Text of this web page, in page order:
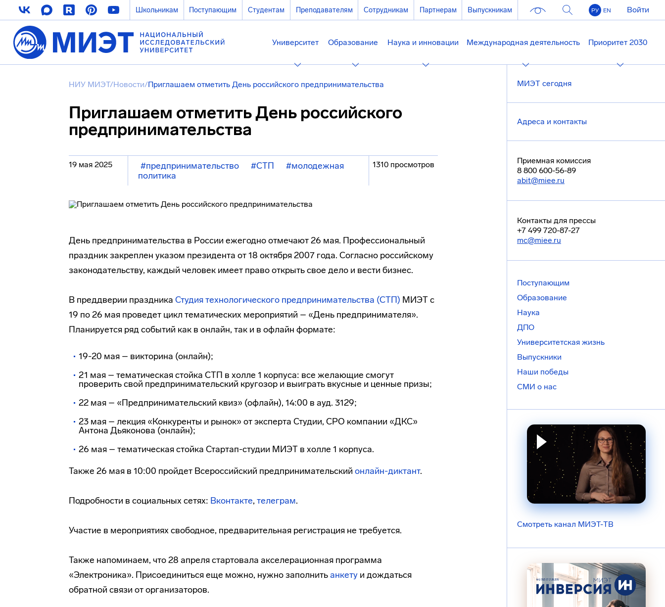
Школьникам Поступающим Студентам Преподавателям Сотрудникам Партнерам Выпускникам РУ EN Войти
Университет Образование Наука и инновации Международная деятельность Приоритет 2030
НИУ МИЭТ/Новости/Приглашаем отметить День российского предпринимательства
Приглашаем отметить День российского
предпринимательства
19 мая 2025 #предпринимательство #СТП
#молодежная
политика
1310 просмотров
День предпринимательства в России ежегодно отмечают 26 мая. Профессиональный
праздник закреплен указом президента от 18 октября 2007 года. Согласно российскому
законодательству, каждый человек имеет право открыть свое дело и вести бизнес.
В преддверии праздника Студия технологического предпринимательства (СТП) МИЭТ с
19 по 26 мая проведет цикл тематических мероприятий – «День предпринимателя».
Планируется ряд событий как в онлайн, так и в офлайн формате:
19-20 мая – викторина (онлайн);
21 мая – тематическая стойка СТП в холле 1 корпуса: все желающие смогут
проверить свой предпринимательский кругозор и выиграть вкусные и ценные призы;
22 мая – «Предпринимательский квиз» (офлайн), 14:00 в ауд. 3129;
23 мая – лекция «Конкуренты и рынок» от эксперта Студии, CPO компании «ДКС»
Антона Дьяконова (онлайн);
26 мая – тематическая стойка Стартап-студии МИЭТ в холле 1 корпуса.
Также 26 мая в 10:00 пройдет Всероссийский предпринимательский онлайн-диктант.
Подробности в социальных сетях: Вконтакте, телеграм.
Участие в мероприятиях свободное, предварительная регистрация не требуется.
Также напоминаем, что 28 апреля стартовала акселерационная программа
«Электроника». Присоединиться еще можно, нужно заполнитьанкету и дождаться
обратной связи от организаторов.
МИЭТ сегодня
Адреса и контакты
Приемная комиссия
8 800 600-56-89
abit@miee.ru
Контакты для прессы
+7 499 720-87-27
mc@miee.ru
Поступающим
Образование
Наука
ДПО
Университетская жизнь
Выпускники
Наши победы
СМИ о нас
Смотреть канал МИЭТ-ТВ